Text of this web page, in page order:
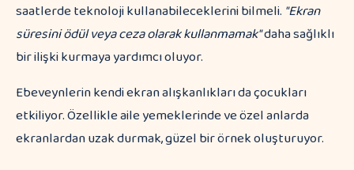
saatlerde teknoloji kullanabileceklerini bilmeli. "Ekran
süresini ödül veya ceza olarak kullanmamak"daha sağlıklı
bir ilişki kurmaya yardımcı oluyor.
Ebeveynlerin kendi ekran alışkanlıkları da çocukları
etkiliyor. Özellikle aile yemeklerinde ve özel anlarda
ekranlardan uzak durmak, güzel bir örnek oluşturuyor.